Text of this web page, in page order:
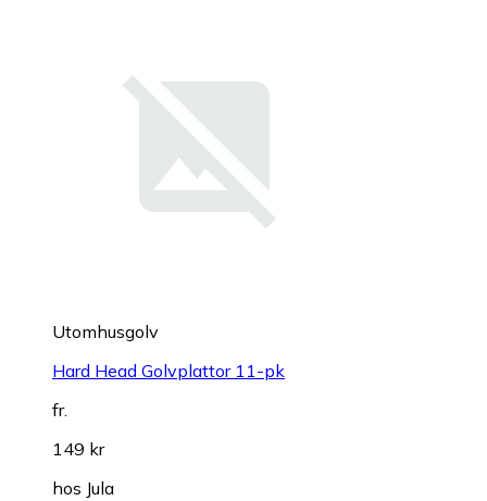
Utomhusgolv
Hard Head Golvplattor 11-pk
fr.
149 kr
hos Jula